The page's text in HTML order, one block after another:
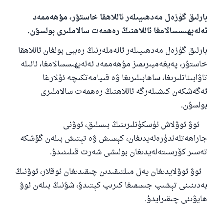
بارلىق گۈزەل مەدھىيىلەر ئاللاھقا خاستۇر، مۇھەممەد
ئەلەيھىسسالامغا ئاللاھنىڭ رەھمەت سالاملىرى بولسۇن.
بارلىق گۈزەل مەدھىيىلەر ئالەملەرنىڭ رەببى بولغان ئاللاھقا
خاستۇر، پەيغەمبىرىمىز مۇھەممەد ئەلەيھىسسالامغا، ئائىلە
تاۋابىئاتلىرىغا، ساھابىلىرىغا ۋە قىيامەتكىچە ئۇلارغا
ئەگەشكەن كىشىلەرگە ئاللاھنىڭ رەھمەت سالاملىرى
بولسۇن.
ئوۋ ئوۋلاش ئۈسكۈنلىرىنىڭ بىسلىق، ئوۋنى
جاراھەتلەندۈرەلەيدىغان، كېسىش ۋە تېتىش بىلەن گۆشكە
تەسىر كۆرسىتەلەيدىغان بولىشى شەرت قىلىنىدۇ.
ئوۋ ئوۋلايدىغان يەل مىلتىقىدىن چىقىدىغان ئوقلار، ئوۋنىڭ
بەدىنىنى تېشىپ جىسمىغا كىرىپ كېتىدۇ، شۇنىڭ بىلەن ئوۋ
ھايۋىنى چىقىرايدۇ.